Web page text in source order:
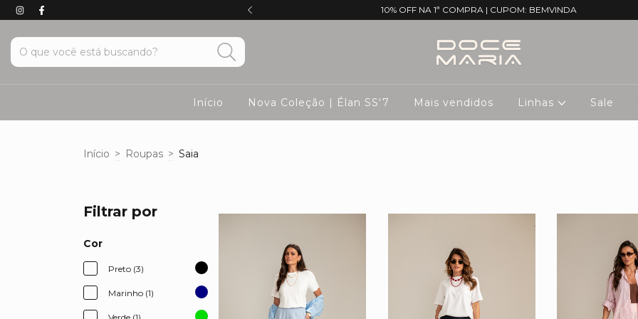
pix em todo o site 10% OFF NA 1ª COMPRA | CUPOM: BEMVINDA
Início Nova Coleção | Élan SS'7 Mais vendidos Linhas Sale
Início > Roupas > Saia
Filtrar por
Cor
Preto (3)
Marinho (1)